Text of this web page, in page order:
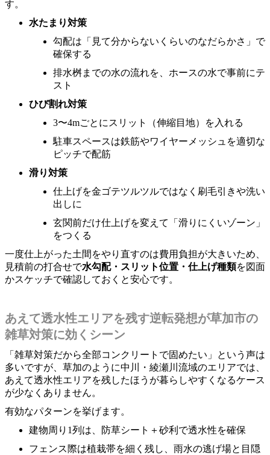
す。
水たまり対策
勾配は「見て分からないくらいのなだらかさ」で
確保する
排水桝までの水の流れを、ホースの水で事前にテ
スト
ひび割れ対策
3〜4mごとにスリット（伸縮目地）を入れる
駐車スペースは鉄筋やワイヤーメッシュを適切な
ピッチで配筋
滑り対策
仕上げを金ゴテツルツルではなく刷毛引きや洗い
出しに
玄関前だけ仕上げを変えて「滑りにくいゾーン」
をつくる
一度仕上がった土間をやり直すのは費用負担が大きいため、
見積前の打合せで水勾配・スリット位置・仕上げ種類を図面
かスケッチで確認しておくと安心です。
あえて透水性エリアを残す逆転発想が草加市の
雑草対策に効くシーン
「雑草対策だから全部コンクリートで固めたい」という声は
多いですが、草加のように中川・綾瀬川流域のエリアでは、
あえて透水性エリアを残したほうが暮らしやすくなるケース
が少なくありません。
有効なパターンを挙げます。
建物周り1列は、防草シート＋砂利で透水性を確保
フェンス際は植栽帯を細く残し、雨水の逃げ場と目隠